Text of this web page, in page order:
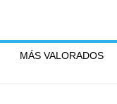
MÁS VALORADOS